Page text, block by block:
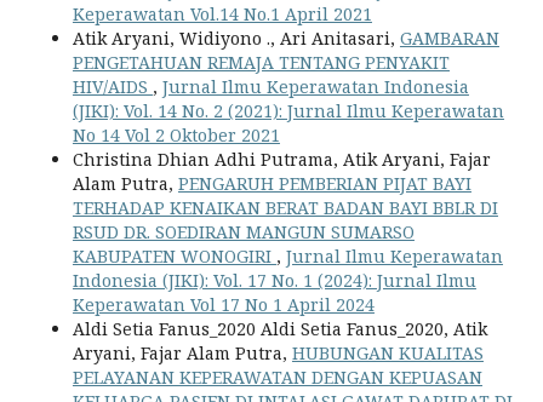
Keperawatan Vol.14 No.1 April 2021
Atik Aryani, Widiyono ., Ari Anitasari, GAMBARAN
PENGETAHUAN REMAJA TENTANG PENYAKIT
HIV/AIDS , Jurnal Ilmu Keperawatan Indonesia
(JIKI): Vol. 14 No. 2 (2021): Jurnal Ilmu Keperawatan
No 14 Vol 2 Oktober 2021
Christina Dhian Adhi Putrama, Atik Aryani, Fajar
Alam Putra, PENGARUH PEMBERIAN PIJAT BAYI
TERHADAP KENAIKAN BERAT BADAN BAYI BBLR DI
RSUD DR. SOEDIRAN MANGUN SUMARSO
KABUPATEN WONOGIRI , Jurnal Ilmu Keperawatan
Indonesia (JIKI): Vol. 17 No. 1 (2024): Jurnal Ilmu
Keperawatan Vol 17 No 1 April 2024
Aldi Setia Fanus_2020 Aldi Setia Fanus_2020, Atik
Aryani, Fajar Alam Putra, HUBUNGAN KUALITAS
PELAYANAN KEPERAWATAN DENGAN KEPUASAN